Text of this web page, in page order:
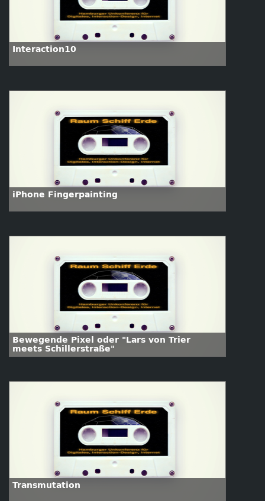
Interaction10
iPhone Fingerpainting
Bewegende Pixel oder "Lars von Trier
meets Schillerstraße"
Transmutation